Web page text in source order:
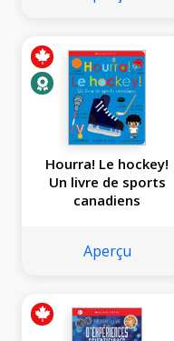
Hourra! Le hockey!
Un livre de sports
canadiens
Aperçu